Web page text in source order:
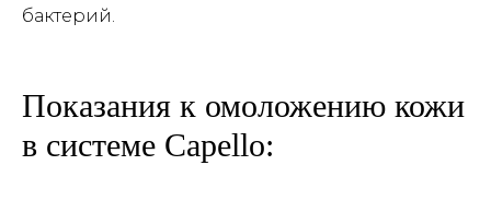
бактерий.
Показания к омоложению кожи
в системе Capello: